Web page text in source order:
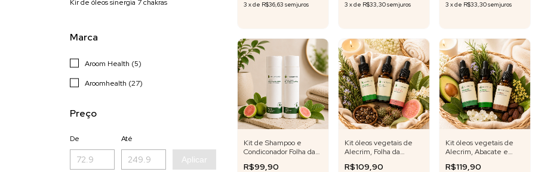
Kir de óleos sinergia 7 chakras
Marca
Aroom Health (5)
Aroomhealth (27)
Preço
De Até
Aplicar
3 xde R$36,63 sem juros 3 xde R$33,30sem juros 3 xde R$33,30sem juros
Kit de Shampoo e
Condiconador Folha da
R$99,90
Kit óleos vegetais de
Alecrim, Folha da
ml cada
R$109,90
Kit óleos vegetais de
Alecrim, Abacate e
R$119,90